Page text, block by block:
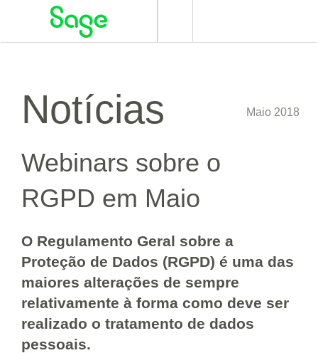
Alternar
navegação
Notícias Maio 2018
Webinars sobre o
RGPD em Maio
O Regulamento Geral sobre a
Proteção de Dados (RGPD) é uma das
maiores alterações de sempre
relativamente à forma como deve ser
realizado o tratamento de dados
pessoais.